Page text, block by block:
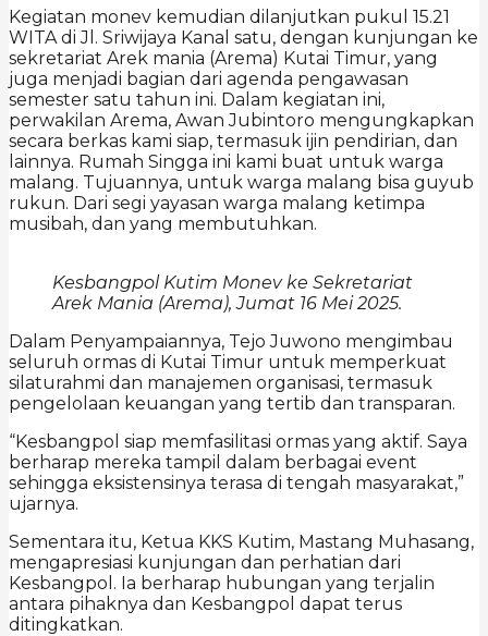
Kegiatan monev kemudian dilanjutkan pukul 15.21
WITA di Jl. Sriwijaya Kanal satu, dengan kunjungan ke
sekretariat Arek mania (Arema) Kutai Timur, yang
juga menjadi bagian dari agenda pengawasan
semester satu tahun ini. Dalam kegiatan ini,
perwakilan Arema, Awan Jubintoro mengungkapkan
secara berkas kami siap, termasuk ijin pendirian, dan
lainnya. Rumah Singga ini kami buat untuk warga
malang. Tujuannya, untuk warga malang bisa guyub
rukun. Dari segi yayasan warga malang ketimpa
musibah, dan yang membutuhkan.
Kesbangpol Kutim Monev ke Sekretariat
Arek Mania (Arema), Jumat 16 Mei 2025.
Dalam Penyampaiannya, Tejo Juwono mengimbau
seluruh ormas di Kutai Timur untuk memperkuat
silaturahmi dan manajemen organisasi, termasuk
pengelolaan keuangan yang tertib dan transparan.
“Kesbangpol siap memfasilitasi ormas yang aktif. Saya
berharap mereka tampil dalam berbagai event
sehingga eksistensinya terasa di tengah masyarakat,”
ujarnya.
Sementara itu, Ketua KKS Kutim, Mastang Muhasang,
mengapresiasi kunjungan dan perhatian dari
Kesbangpol. Ia berharap hubungan yang terjalin
antara pihaknya dan Kesbangpol dapat terus
ditingkatkan.